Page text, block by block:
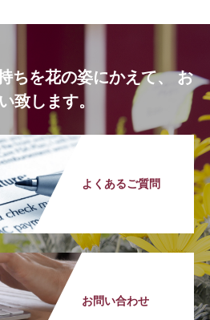
ちを花の姿にかえて、 お
致します。
よくあるご質問
お問い合わせ